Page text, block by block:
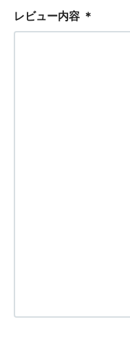
レビュー内容 ＊